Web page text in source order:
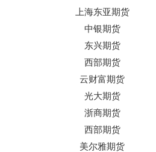
上海东亚期货
中银期货
东兴期货
西部期货
云财富期货
光大期货
浙商期货
西部期货
美尔雅期货